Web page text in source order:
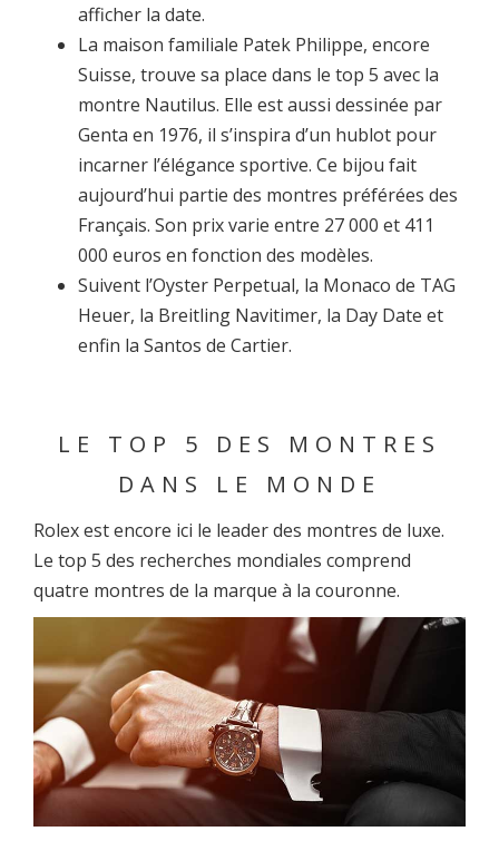
afficher la date.
La maison familiale Patek Philippe, encore
Suisse, trouve sa place dans le top 5 avec la
montre Nautilus. Elle est aussi dessinée par
Genta en 1976, il s’inspira d’un hublot pour
incarner l’élégance sportive. Ce bijou fait
aujourd’hui partie des montres préférées des
Français. Son prix varie entre 27 000 et 411
000 euros en fonction des modèles.
Suivent l’Oyster Perpetual, la Monaco de TAG
Heuer, la Breitling Navitimer, la Day Date et
enfin la Santos de Cartier.
LE TOP 5 DES MONTRES
DANS LE MONDE
Rolex est encore ici le leader des montres de luxe.
Le top 5 des recherches mondiales comprend
quatre montres de la marque à la couronne.